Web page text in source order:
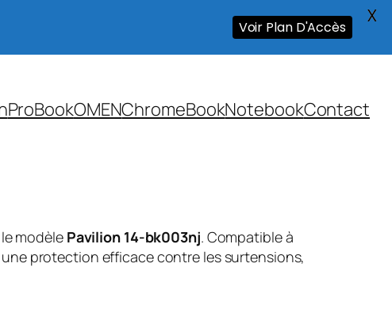
ProBookOMENChromeBookNotebookContact
modèle Pavilion 14-bk003nj. Compatible à
protection efficace contre les surtensions,
Voir Plan D'Accès X